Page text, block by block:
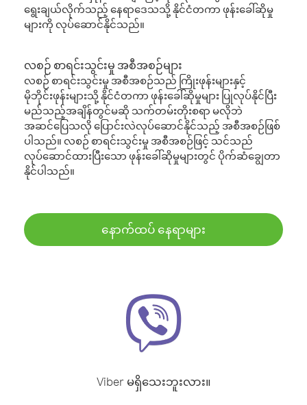
ရွေးချယ်လိုက်သည့် နေရာဒေသသို့ နိုင်ငံတကာ ဖုန်းခေါ်ဆိုမှု
များကို လုပ်ဆောင်နိုင်သည်။
လစဉ် စာရင်းသွင်းမှု အစီအစဉ်များ
လစဉ် စာရင်းသွင်းမှု အစီအစဉ်သည် ကြိုးဖုန်းများနှင့်
မိုဘိုင်းဖုန်းများသို့ နိုင်ငံတကာ ဖုန်းခေါ်ဆိုမှုများ ပြုလုပ်နိုင်ပြီး
မည်သည့်အချိန်တွင်မဆို သက်တမ်းတိုးစရာ မလိုဘဲ
အဆင်ပြေသလို ပြောင်းလဲလုပ်ဆောင်နိုင်သည့် အစီအစဉ်ဖြစ်
ပါသည်။ လစဉ် စာရင်းသွင်းမှု အစီအစဉ်ဖြင့် သင်သည်
လုပ်ဆောင်ထားပြီးသော ဖုန်းခေါ်ဆိုမှုများတွင် ပိုက်ဆံချွေတာ
နိုင်ပါသည်။
နောက်ထပ် နေရာများ
Viber မရှိသေးဘူးလား။